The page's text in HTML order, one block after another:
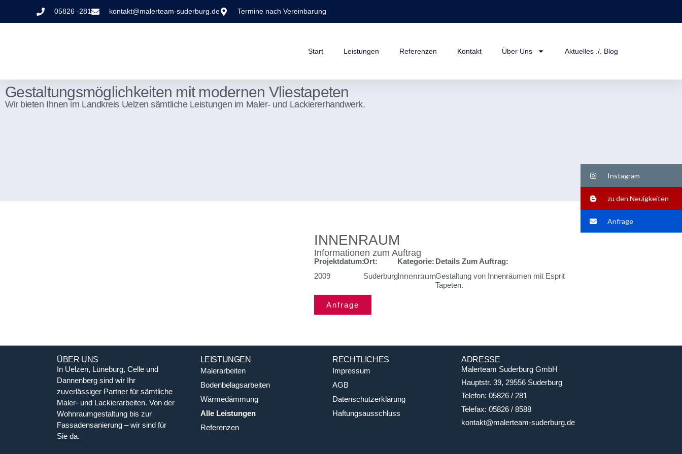
05826 -281 kontakt@malerteam-suderburg.de Termine nach Vereinbarung
Start Leistungen Referenzen Kontakt Über Uns Aktuelles ./. Blog
Gestaltungsmöglichkeiten mit modernen Vliestapeten
Wir bieten Ihnen im Landkreis Uelzen sämtliche Leistungen im Maler- und Lackiererhandwerk.
INNENRAUM
Informationen zum Auftrag
Projektdatum:
2009
Ort:
Suderburg
Kategorie:
Innenraum
Details Zum Auftrag:
Gestaltung von Innenräumen mit Esprit
Tapeten.
Anfrage
ÜBER UNS
In Uelzen, Lüneburg, Celle und
Dannenberg sind wir Ihr
zuverlässiger Partner für sämtliche
Maler- und Lackierarbeiten. Von der
Wohnraumgestaltung bis zur
Fassadensanierung – wir sind für
Sie da.
LEISTUNGEN
Malerarbeiten
Bodenbelagsarbeiten
Wärmedämmung
Alle Leistungen
Referenzen
RECHTLICHES
Impressum
AGB
Datenschutzerklärung
Haftungsausschluss
ADRESSE
Malerteam Suderburg GmbH
Hauptstr. 39, 29556 Suderburg
Telefon: 05826 / 281
Telefax: 05826 / 8588
kontakt@malerteam-suderburg.de
Instagram
zu den Neuigkeiten
Anfrage